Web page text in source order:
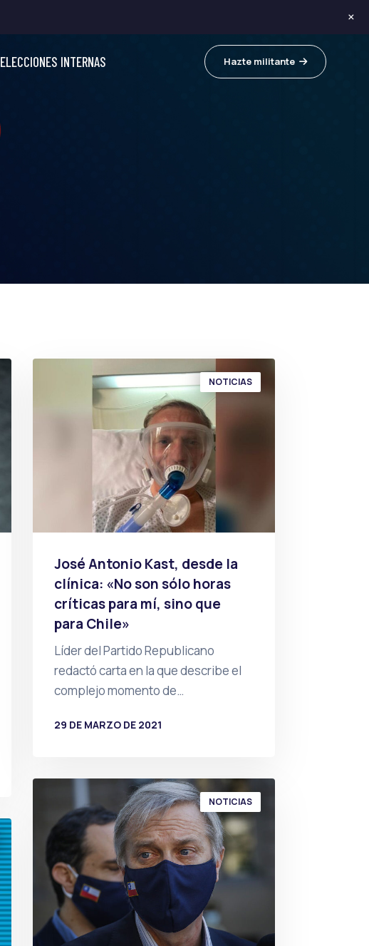
×
ELECCIONES INTERNAS Hazte militante
NOTICIAS
José Antonio Kast, desde la
clínica: «No son sólo horas
críticas para mí, sino que
para Chile»
Líder del Partido Republicano
redactó carta en la que describe el
complejo momento de…
29 DE MARZO DE 2021
NOTICIAS